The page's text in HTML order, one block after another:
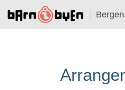
Bergen